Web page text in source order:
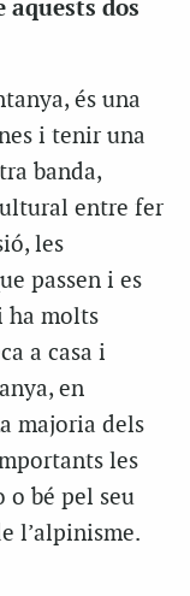
dos
és una
i tenir una
banda,
entre fer
les
passen i es
ha molts
a casa i
en
majoria dels
les
o bé pel seu
l’alpinisme.